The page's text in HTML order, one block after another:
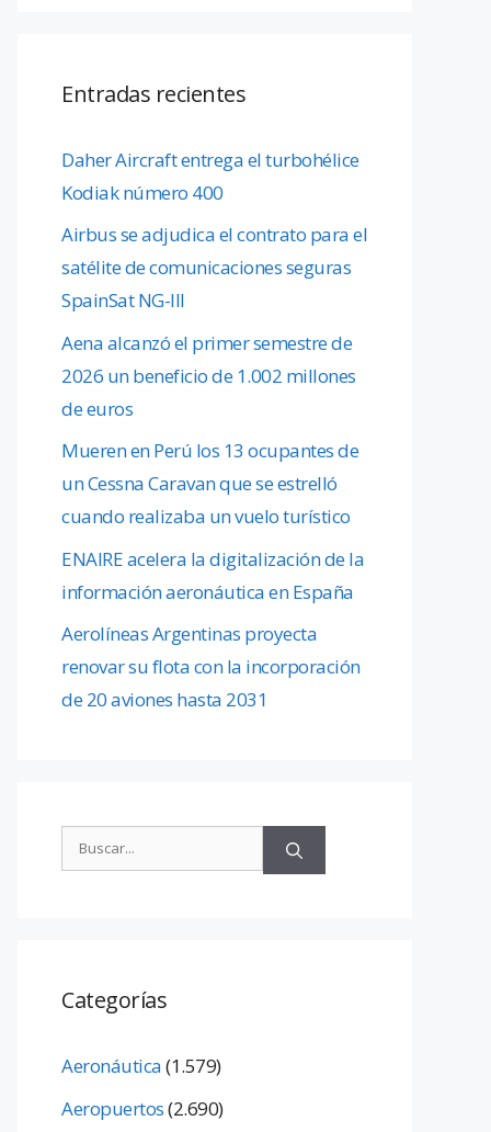
Entradas recientes
Daher Aircraft entrega el turbohélice
Kodiak número 400
Airbus se adjudica el contrato para el
satélite de comunicaciones seguras
SpainSat NG-III
Aena alcanzó el primer semestre de
2026 un beneficio de 1.002 millones
de euros
Mueren en Perú los 13 ocupantes de
un Cessna Caravan que se estrelló
cuando realizaba un vuelo turístico
ENAIRE acelera la digitalización de la
información aeronáutica en España
Aerolíneas Argentinas proyecta
renovar su flota con la incorporación
de 20 aviones hasta 2031
Categorías
Aeronáutica(1.579)
Aeropuertos(2.690)